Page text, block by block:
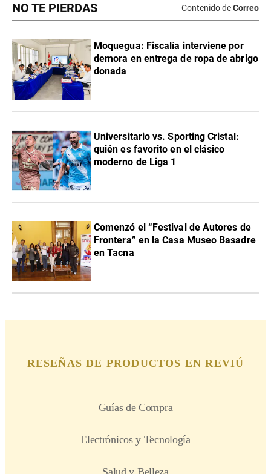
NO TE PIERDAS Contenido deCorreo
Moquegua: Fiscalía interviene por
demora en entrega de ropa de abrigo
donada
Universitario vs. Sporting Cristal:
quién es favorito en el clásico
moderno de Liga 1
Comenzó el “Festival de Autores de
Frontera” en la Casa Museo Basadre
en Tacna